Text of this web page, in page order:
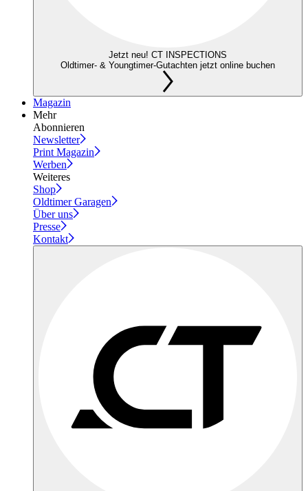
Jetzt neu! CT INSPECTIONS
Oldtimer- & Youngtimer-Gutachten jetzt online buchen
Magazin
Mehr
Abonnieren
Newsletter
Print Magazin
Werben
Weiteres
Shop
Oldtimer Garagen
Über uns
Presse
Kontakt